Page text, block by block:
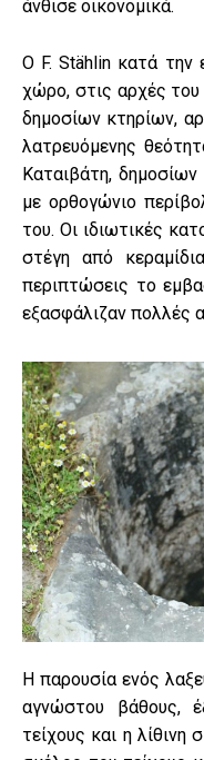
άνθισε οικονομικά.
Ο F. Stählin κατά την
χώρο, στις αρχές του
δημοσίων κτηρίων,
λατρευόμενης
Καταιβάτη,
με ορθογώνιο
του. Οι ιδιωτικές
στέγη από
περιπτώσεις το
εξασφάλιζαν πολλές
Η παρουσία ενός
αγνώστου βάθους,
τείχους και η λίθινη